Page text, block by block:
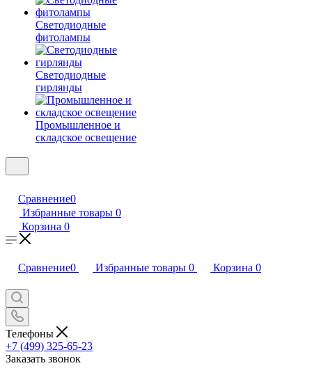
Светодиодные
фитолампы
Светодиодные
гирлянды
Промышленное и
складское освещение
Сравнение0
Избранные товары 0
Корзина 0
Сравнение0 Избранные товары 0 Корзина 0
Телефоны
+7 (499) 325-65-23
Заказать звонок